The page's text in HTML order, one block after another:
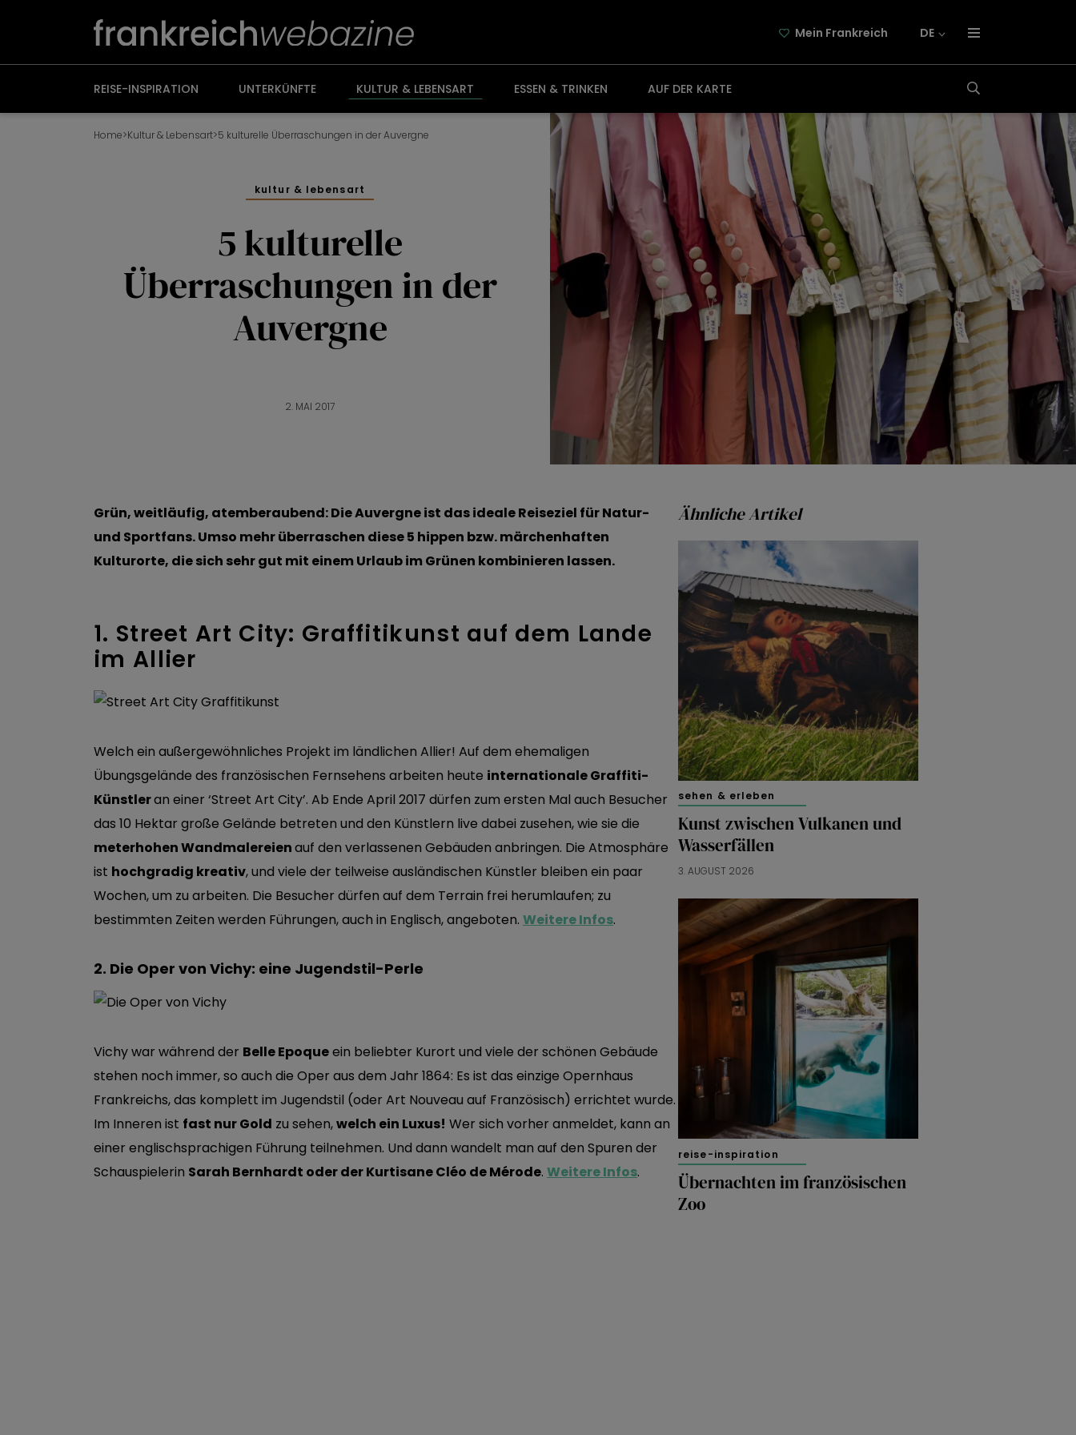
Mein Frankreich DE
kooperation
kontakt
REISE-INSPIRATION UNTERKÜNFTE KULTUR & LEBENSART ESSEN & TRINKEN AUF DER KARTE
Home>Kultur & Lebensart>5 kulturelle Überraschungen in der Auvergne
kultur & lebensart
5 kulturelle
Überraschungen in der
Auvergne
2. MAI 2017
Grün, weitläufig, atemberaubend: Die Auvergne ist das ideale Reiseziel für Natur-
und Sportfans. Umso mehr überraschen diese 5 hippen bzw. märchenhaften
Kulturorte, die sich sehr gut mit einem Urlaub im Grünen kombinieren lassen.
1. Street Art City: Graffitikunst auf dem Lande
im Allier
Welch ein außergewöhnliches Projekt im ländlichen Allier! Auf dem ehemaligen
Übungsgelände des französischen Fernsehens arbeiten heute internationale Graffiti-
Künstleran einer ‘Street Art City’. Ab Ende April 2017 dürfen zum ersten Mal auch Besucher
das 10 Hektar große Gelände betreten und den Künstlern live dabei zusehen, wie sie die
meterhohen Wandmalereienauf den verlassenen Gebäuden anbringen. Die Atmosphäre
ist hochgradig kreativ, und viele der teilweise ausländischen Künstler bleiben ein paar
Wochen, um zu arbeiten. Die Besucher dürfen auf dem Terrain frei herumlaufen; zu
bestimmten Zeiten werden Führungen, auch in Englisch, angeboten. Weitere Infos.
2. Die Oper von Vichy: eine Jugendstil-Perle
Vichy war während der Belle Epoqueein beliebter Kurort und viele der schönen Gebäude
stehen noch immer, so auch die Oper aus dem Jahr 1864: Es ist das einzige Opernhaus
Frankreichs, das komplett im Jugendstil (oder Art Nouveau auf Französisch) errichtet wurde.
Im Inneren ist fast nur Gold zu sehen,welch ein Luxus! Wer sich vorher anmeldet, kann an
einer englischsprachigen Führung teilnehmen. Und dann wandelt man auf den Spuren der
Schauspielerin Sarah Bernhardt oder der Kurtisane Cléo de Mérode. Weitere Infos.
Ähnliche Artikel
sehen & erleben
Kunst zwischen Vulkanen und
Wasserfällen
3. AUGUST 2026
reise-inspiration
Übernachten im französischen
Zoo